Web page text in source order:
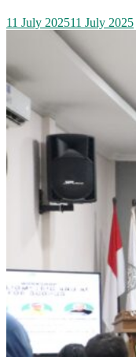
11 July 202511 July 2025